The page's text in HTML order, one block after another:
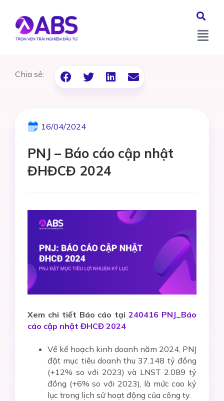
Chia sẻ:
16/04/2024
PNJ – Báo cáo cập nhật
ĐHĐCĐ 2024
Xem chi tiết Báo cáo tại240416 PNJ_Báo
cáo cập nhật ĐHCĐ 2024
Về kế hoạch kinh doanh năm 2024, PNJ
đặt mục tiêu doanh thu 37.148 tỷ đồng
(+12% so với 2023) và LNST 2.089 tỷ
đồng (+6% so với 2023), là mức cao kỷ
lục trong lịch sử hoạt động của công ty.